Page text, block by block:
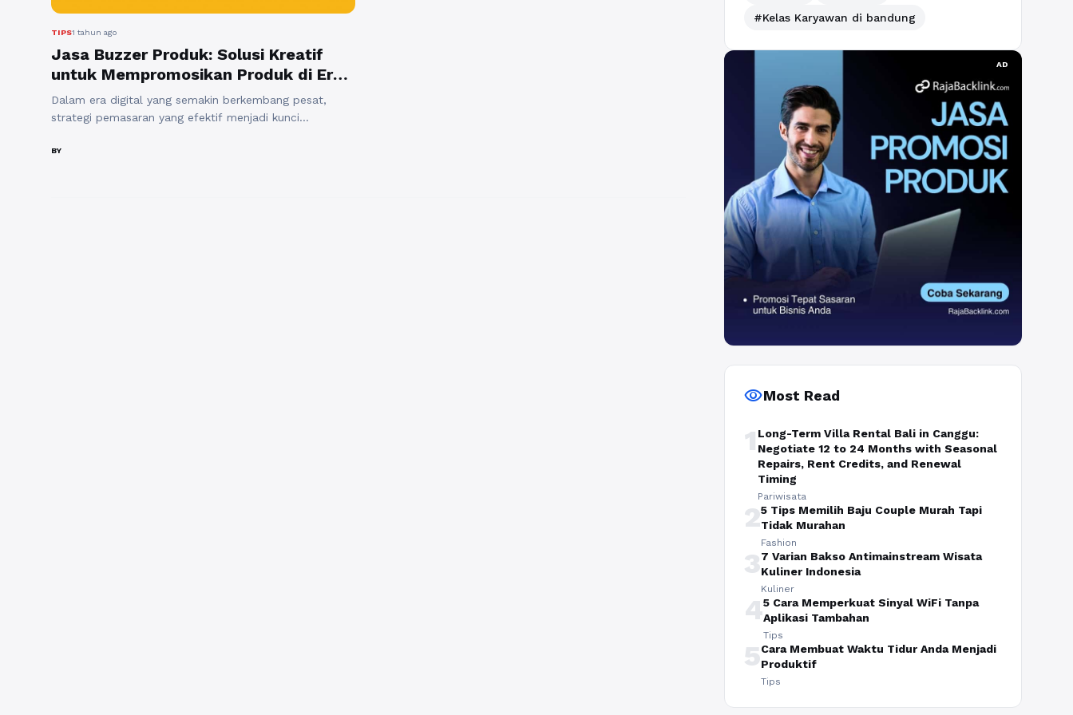
TIPS1 tahun ago
Jasa Buzzer Produk: Solusi Kreatif
untuk Mempromosikan Produk di Era
Digital
Dalam era digital yang semakin berkembang pesat,
strategi pemasaran yang efektif menjadi kunci
yang kini banyak diminati adalah jasa buzzer produk.
BY
#Kelas Karyawan di bandung
AD
visibilityMost Read
1 Long-Term Villa Rental Bali in Canggu:
Negotiate 12 to 24 Months with Seasonal
Repairs, Rent Credits, and Renewal
Timing
Pariwisata
25 Tips Memilih Baju Couple Murah Tapi
Tidak Murahan
Fashion
37 Varian Bakso Antimainstream Wisata
Kuliner Indonesia
Kuliner
45 Cara Memperkuat Sinyal WiFi Tanpa
Aplikasi Tambahan
Tips
5Cara Membuat Waktu Tidur Anda Menjadi
Produktif
Tips